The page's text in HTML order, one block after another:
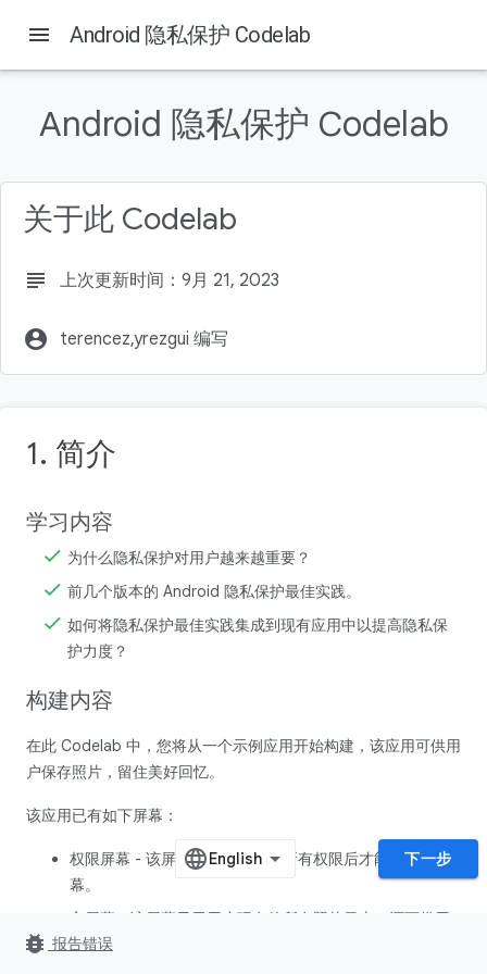
本页内容
构建内容
所需条件
添加用于请求相机权限的逻辑
如需查找参考代码（可选），请执行以下操作：
menu Android 隐私保护 Codelab
Android 隐私保护 Codelab
关于此 Codelab
subject 上次更新时间：9月 21, 2023
account_circle terencez,yrezgui 编写
1. 简介
学习内容
为什么隐私保护对用户越来越重要？
前几个版本的 Android 隐私保护最佳实践。
如何将隐私保护最佳实践集成到现有应用中以提高隐私保
护力度？
构建内容
在此 Codelab 中，您将从一个示例应用开始构建，该应用可供用
户保存照片，留住美好回忆。
该应用已有如下屏幕：
权限屏幕 - 该屏幕要求用户授予所有权限后才能转到主屏
幕。
主屏幕 - 该屏幕显示用户现有的所有照片日志，还可供用
户添加新的照片日志。
下一步
bug_report 报告错误